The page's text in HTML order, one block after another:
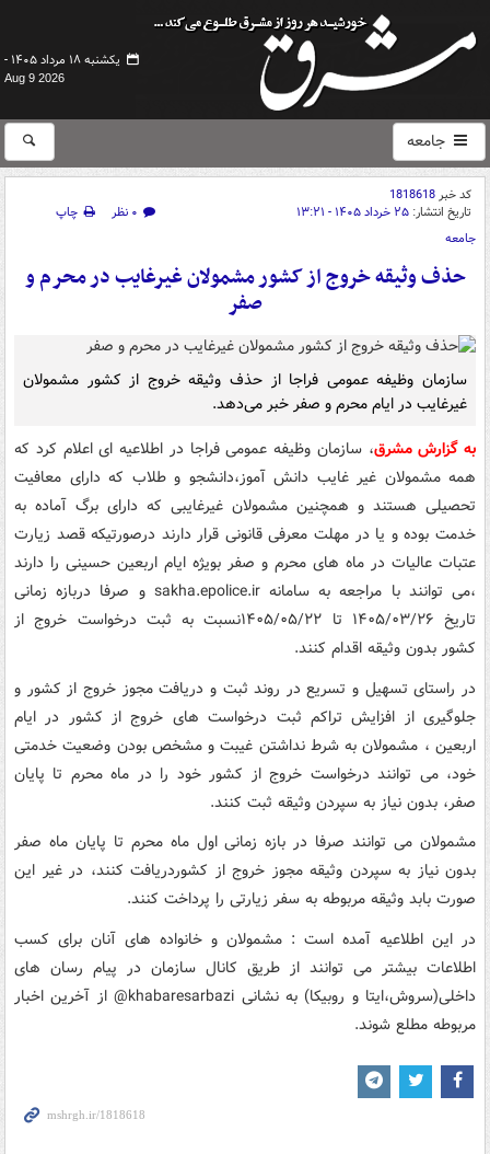
یکشنبه ۱۸ مرداد ۱۴۰۵ -
Aug 9 2026
جامعه
کد خبر1818618
تاریخ انتشار: ۲۵ خرداد ۱۴۰۵ - ۱۳:۲۱ ۰ نظر
چاپ
جامعه
حذف وثیقه خروج از کشور مشمولان غیرغایب در محرم و
صفر
سازمان وظیفه عمومی فراجا از حذف وثیقه خروج از کشور مشمولان
غیرغایب در ایام محرم و صفر خبر می‌دهد.
به گزارش مشرق، سازمان وظیفه عمومی فراجا در اطلاعیه ای اعلام کرد که
همه مشمولان غیر غایب دانش آموز،دانشجو و طلاب که دارای معافیت
تحصیلی هستند و همچنین مشمولان غیرغایبی که دارای برگ آماده به
خدمت بوده و یا در مهلت معرفی قانونی قرار دارند درصورتیکه قصد زیارت
عتبات عالیات در ماه های محرم و صفر بویژه ایام اربعین حسینی را دارند
،می توانند با مراجعه به سامانه sakha.epolice.ir و صرفا دربازه زمانی
تاریخ ۱۴۰۵/۰۳/۲۶ تا ۱۴۰۵/۰۵/۲۲نسبت به ثبت درخواست خروج از
کشور بدون وثیقه اقدام کنند.
در راستای تسهیل و تسریع در روند ثبت و دریافت مجوز خروج از کشور و
جلوگیری از افزایش تراکم ثبت درخواست های خروج از کشور در ایام
اربعین ، مشمولان به شرط نداشتن غیبت و مشخص بودن وضعیت خدمتی
خود، می توانند درخواست خروج از کشور خود را در ماه محرم تا پایان
صفر، بدون نیاز به سپردن وثیقه ثبت کنند.
مشمولان می توانند صرفا در بازه زمانی اول ماه محرم تا پایان ماه صفر
بدون نیاز به سپردن وثیقه مجوز خروج از کشوردریافت کنند، در غیر این
صورت بابد وثیقه مربوطه به سفر زیارتی را پرداخت کنند.
در این اطلاعیه آمده است : مشمولان و خانواده های آنان برای کسب
اطلاعات بیشتر می توانند از طریق کانال سازمان در پیام رسان های
داخلی(سروش،ایتا و روبیکا) به نشانی khabaresarbazi@ از آخرین اخبار
مربوطه مطلع شوند.